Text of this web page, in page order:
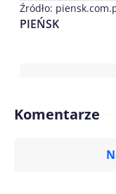
Źródło:
PIEŃSK
Komentarze